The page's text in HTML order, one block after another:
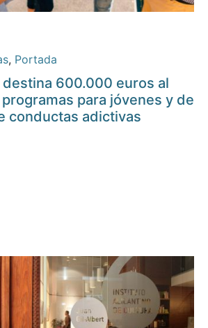
, Portada
destina 600.000 euros al
para jóvenes y de
conductas adictivas